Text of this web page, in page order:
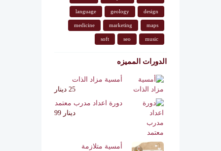
design
geology
language
maps
marketing
medicine
music
seo
soft
الدورات المميزه
أمسية مزاد الذات
25 دينار
دورة اعداد مدرب معتمد
دينار 99
أمسية متلازمة